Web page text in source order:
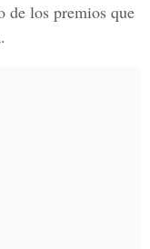
de los premios que